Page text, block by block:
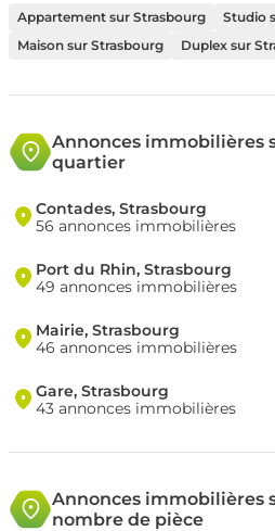
Appartement sur Strasbourg
Studio
Maison sur Strasbourg
Duplex sur
Annonces immobilières
quartier
Contades, Strasbourg
56 annonces immobilières
Port du Rhin, Strasbourg
49 annonces immobilières
Mairie, Strasbourg
46 annonces immobilières
Gare, Strasbourg
43 annonces immobilières
Annonces immobilières
nombre de pièce